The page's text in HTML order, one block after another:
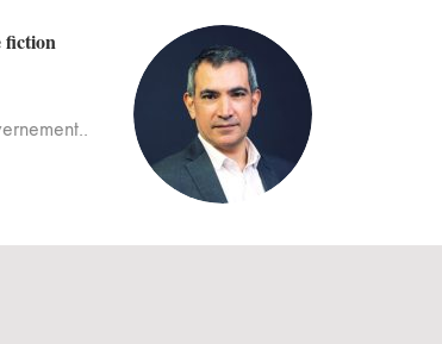
fiction